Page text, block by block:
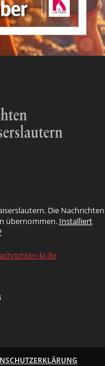
Die Nachrichten
übernommen. Installiert
kl.de